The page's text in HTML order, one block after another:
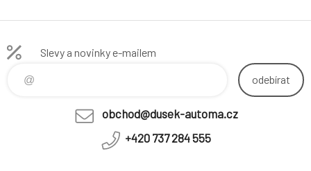
Slevy a novinky e-mailem
odebírat
obchod@dusek-automa.cz
+420 737 284 555